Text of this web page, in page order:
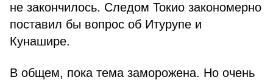
не закончилось. Следом Токио закономерно
поставил бы вопрос об Итурупе и
Кунашире.
В общем, пока тема заморожена. Но очень